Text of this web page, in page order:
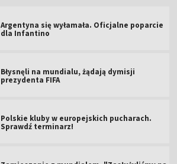
Argentyna się wyłamała. Oficjalne poparcie
dla Infantino
Błysnęli na mundialu, żądają dymisji
prezydenta FIFA
Polskie kluby w europejskich pucharach.
Sprawdź terminarz!